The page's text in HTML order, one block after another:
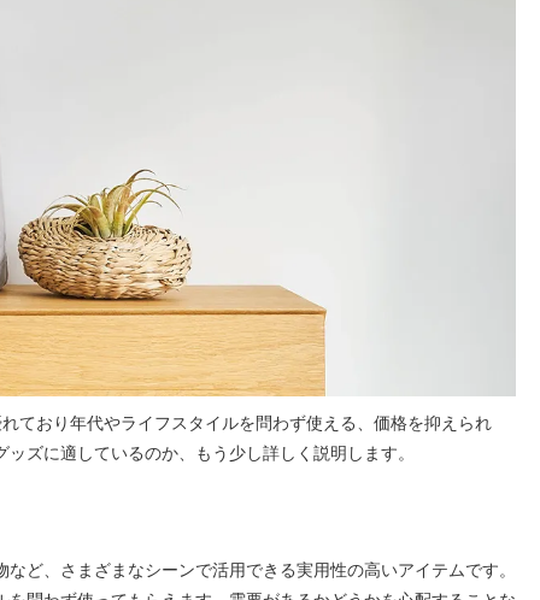
ており年代やライフスタイルを問わず使える、価格を抑えられ
ズに適しているのか、もう少し詳しく説明します。
ど、さまざまなシーンで活用できる実用性の高いアイテムです。